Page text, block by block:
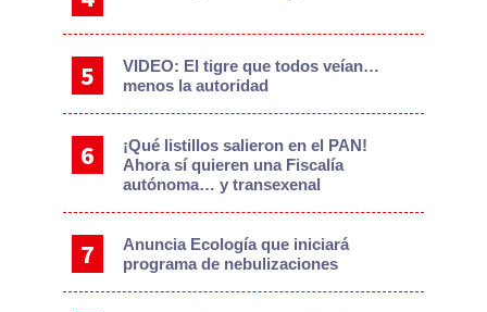
VIDEO: El tigre que todos veían…
menos la autoridad
¡Qué listillos salieron en el PAN!
Ahora sí quieren una Fiscalía
autónoma… y transexenal
Anuncia Ecología que iniciará
programa de nebulizaciones